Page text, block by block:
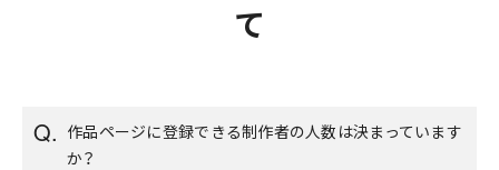
て
作品ページに登録できる制作者の人数は決まっています
か？